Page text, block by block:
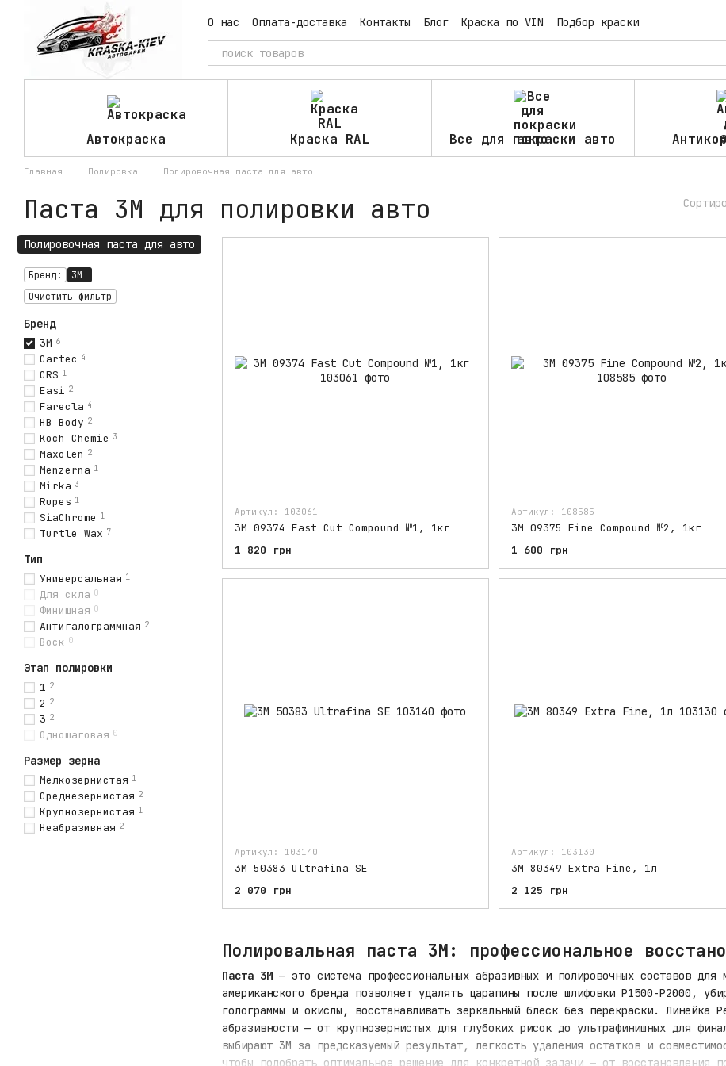
Перейти к основному контенту
О нас Оплата-доставка Контакты Блог Краска по VIN
Подбор краски
Автокраска Краска RAL Все для покраски авто
Главная Полировка Полировочная паста для авто
Паста 3М для полировки авто
Полировальная паста 3М: профессиональное
Паста 3М — это система профессиональных абразивных и полировочных составов
американского бренда позволяет удалять царапины после шлифовки P1500-P2000,
голограммы и окислы, восстанавливать зеркальный блеск без перекраски.
абразивности — от крупнозернистых для глубоких рисок до ультрафинишных для
выбирают 3М за предсказуемый результат, легкость удаления остатков и
чтобы подобрать оптимальное решение для конкретной задачи — от восстановления
Артикул: 103061
3M 09374 Fast Cut Compound №1, 1кг
1 820 грн
Артикул: 108585
3M 09375 Fine Compound №2, 1кг
1 600 грн
Артикул: 103140
3M 50383 Ultrafina SE
2 070 грн
Артикул: 103130
3M 80349 Extra Fine, 1л
2 125 грн
Полировочная паста для авто
Бренд:
3M
Очистить фильтр
Бренд
3M 6
Cartec 4
CRS 1
Easi 2
Farecla 4
HB Body 2
Koch Chemie 3
Maxolen 2
Menzerna 1
Mirka 3
Rupes 1
SiaChrome 1
Turtle Wax 7
Тип
Универсальная 1
Для скла 0
Финишная 0
Антигалограммная 2
Воск 0
Этап полировки
1 2
2 2
3 2
Одношаговая 0
Размер зерна
Мелкозернистая 1
Среднезернистая 2
Крупнозернистая 1
Неабразивная 2